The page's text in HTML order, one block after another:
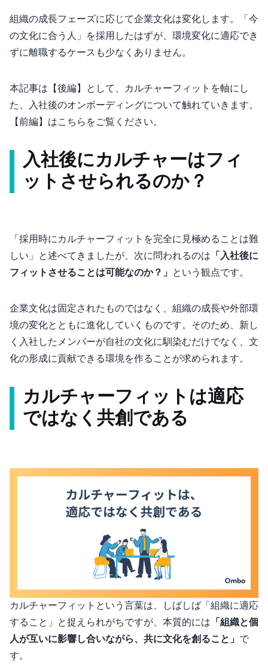
組織の成長フェーズに応じて企業文化は変化します。「今
の文化に合う人」を採用したはずが、環境変化に適応でき
ずに離職するケースも少なくありません。
本記事は【後編】として、カルチャーフィットを軸にし
た、入社後のオンボーディングについて触れていきます。
【前編】はこちらをご覧ください。
入社後にカルチャーは“フィ
ット”させられるのか？
「採用時にカルチャーフィットを完全に見極めることは難
しい」と述べてきましたが、次に問われるのは 「入社後に
フィットさせることは可能なのか？」 という観点です。
企業文化は固定されたものではなく、組織の成長や外部環
境の変化とともに進化していくものです。そのため、新し
く入社したメンバーが自社の文化に馴染むだけでなく、文
化の形成に貢献できる環境を作ることが求められます。
カルチャーフィットは適応
ではなく共創である
カルチャーフィットという言葉は、しばしば「組織に適応
すること」と捉えられがちですが、本質的には 「組織と個
人が互いに影響し合いながら、共に文化を創ること」 で
す。